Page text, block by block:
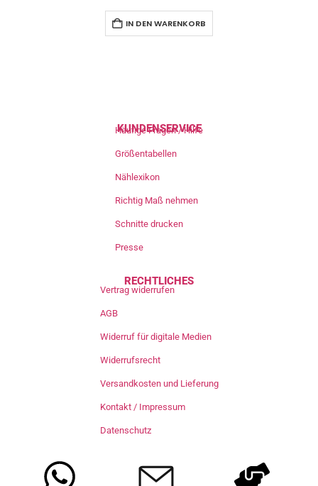
IN DEN WARENKORB
KUNDENSERVICE
Häufige Fragen / Hilfe
Größentabellen
Nählexikon
Richtig Maß nehmen
Schnitte drucken
Presse
RECHTLICHES
Vertrag widerrufen
AGB
Widerruf für digitale Medien
Widerrufsrecht
Versandkosten und Lieferung
Kontakt / Impressum
Datenschutz